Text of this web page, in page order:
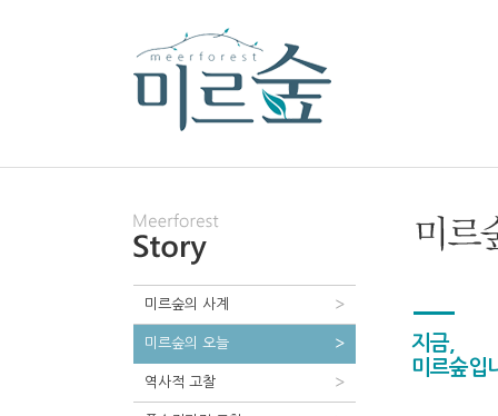
미르숲의 사계
미르숲의 오늘
역사적 고찰
지금,
미르숲입